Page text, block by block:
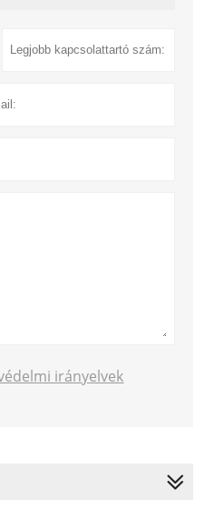
irányelvek